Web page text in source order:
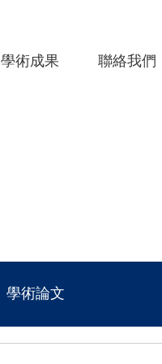
學術成果 聯絡我們
學術論文